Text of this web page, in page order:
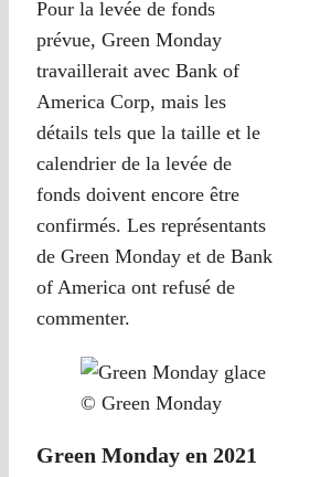
Pour la levée de fonds
prévue, Green Monday
travaillerait avec Bank of
America Corp, mais les
détails tels que la taille et le
calendrier de la levée de
fonds doivent encore être
confirmés. Les représentants
de Green Monday et de Bank
of America ont refusé de
commenter.
© Green Monday
Green Monday en 2021